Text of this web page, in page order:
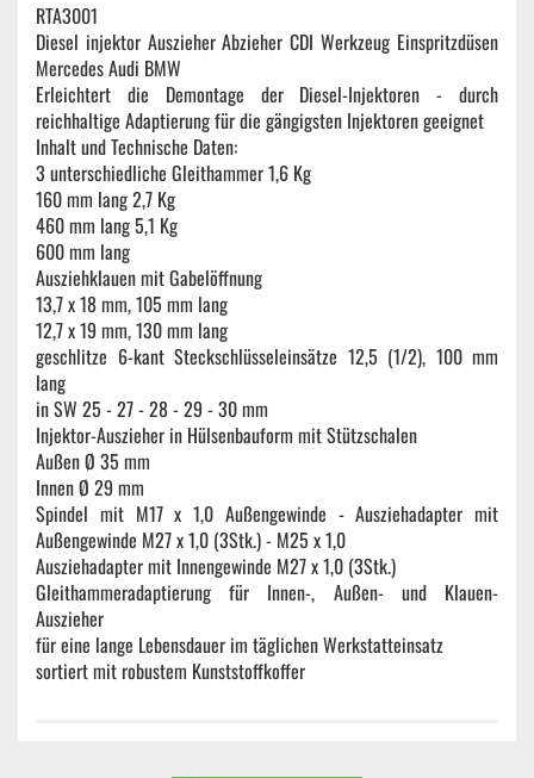
RTA3001
Diesel injektor Auszieher Abzieher CDI Werkzeug Einspritzdüsen
Mercedes Audi BMW
Erleichtert die Demontage der Diesel-Injektoren - durch
reichhaltige Adaptierung für die gängigsten Injektoren geeignet
Inhalt und Technische Daten:
3 unterschiedliche Gleithammer 1,6 Kg
160 mm lang 2,7 Kg
460 mm lang 5,1 Kg
600 mm lang
Ausziehklauen mit Gabelöffnung
13,7 x 18 mm, 105 mm lang
12,7 x 19 mm, 130 mm lang
geschlitze 6-kant Steckschlüsseleinsätze 12,5 (1/2), 100 mm
lang
in SW 25 - 27 - 28 - 29 - 30mm
Injektor-Auszieher in Hülsenbauform mit Stützschalen
Außen Ø 35 mm
Innen Ø 29 mm
Spindel mit M17 x 1,0 Außengewinde - Ausziehadapter mit
Außengewinde M27 x 1,0 (3Stk.) - M25 x 1,0
Ausziehadapter mit Innengewinde M27 x 1,0 (3Stk.)
Gleithammeradaptierung für Innen-, Außen- und Klauen-
Auszieher
für eine lange Lebensdauer im täglichen Werkstatteinsatz
sortiert mit robustem Kunststoffkoffer